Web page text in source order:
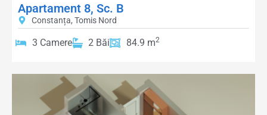
Apartament 8, Sc. B
Constanța, Tomis Nord
3 Camere 2 Băi 84.9 m2